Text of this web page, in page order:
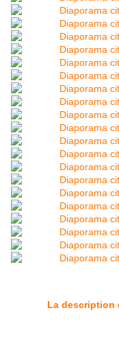
La description